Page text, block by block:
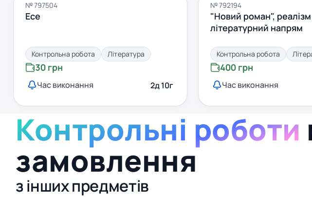
№ 797504
Есе
Контрольна робота Література
30 грн
Час виконання 2д 10г
№ 792194
"Новий роман", реалізм
літературний напрям
Контрольна робота
400 грн
Час виконання
Контрольні роботи
замовлення
з інших предметів